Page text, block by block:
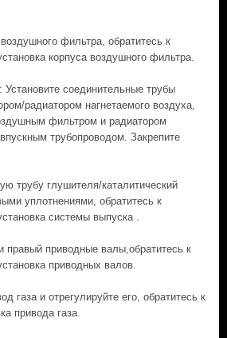
фильтра, обратитесь к
корпуса воздушного фильтра.
соединительные трубы
радиатором нагнетаемого воздуха,
фильтром и радиатором
трубопроводом. Закрепите
трубу глушителя/каталитический
уплотнениями, обратитесь к
системы выпуска .
правый приводные валы,обратитесь к
приводных валов.
газа и отрегулируйте его, обратитесь к
привода газа.